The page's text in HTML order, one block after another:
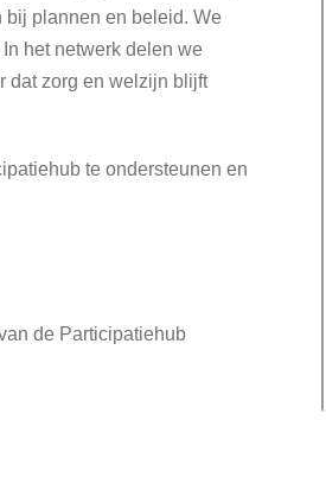
bij plannen en beleid. We
het netwerk delen we
dat zorg en welzijn blijft
te ondersteunen en
de Participatiehub